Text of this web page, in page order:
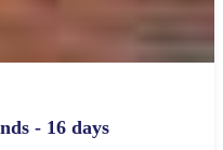
- 16 days